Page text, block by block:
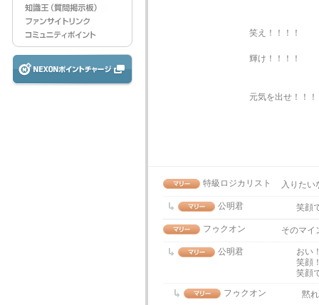
笑え！！！！
輝け！！！！
元気を出せ！！
特級ロジカリスト 入りた
公明君 笑顔
フゥクオン そのマイ
公明君
おい
笑
笑顔
フゥクオン
黙